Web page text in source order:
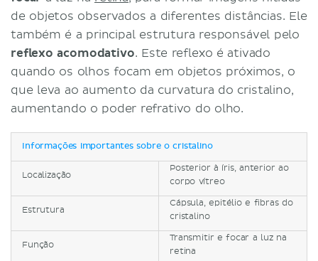
de objetos observados a diferentes distâncias. Ele
também é a principal estrutura responsável pelo
reflexo acomodativo. Este reflexo é ativado
quando os olhos focam em objetos próximos, o
que leva ao aumento da curvatura do cristalino,
aumentando o poder refrativo do olho.
Informações importantes sobre o cristalino
Localização
Posterior à íris, anterior ao
corpo vítreo
Estrutura
Cápsula, epitélio e fibras do
cristalino
Função
Transmitir e focar a luz na
retina